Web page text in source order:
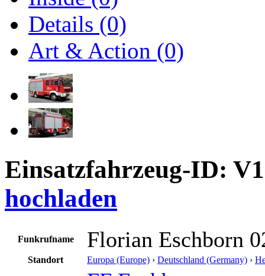
Details (0)
Art & Action (0)
Einsatzfahrzeug-ID:
hochladen
Funkrufname Florian Eschborn
Standort Europa (Europe) › Deutschland (Germany) ›